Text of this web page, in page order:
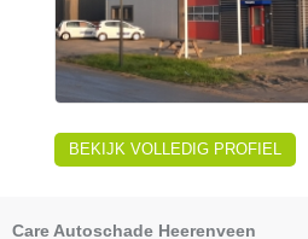
BEKIJK VOLLEDIG PROFIEL
Care Autoschade Heerenveen